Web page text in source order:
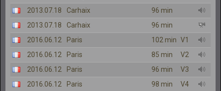
2013.07.18
Carhaix
96 min
2013.07.18
Carhaix
96 min
2016.06.12
Paris 102 min V1
2016.06.12
Paris 85 min
V2
2016.06.12
Paris 96 min
V3
2016.06.12
Paris 98 min
V4